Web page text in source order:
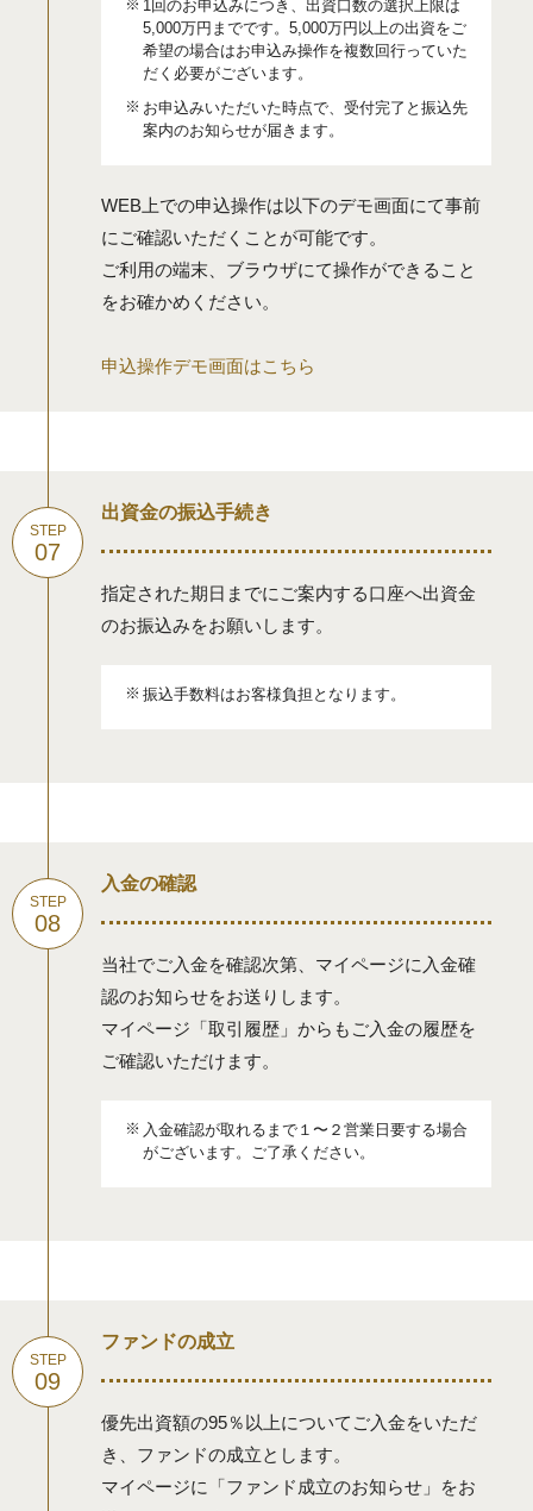
1回のお申込みにつき、出資⼝数の選択上限は
5,000万円までです。5,000万円以上の出資をご
希望の場合はお申込み操作を複数回行っていた
だく必要がございます。
お申込みいただいた時点で、受付完了と振込先
案内のお知らせが届きます。
WEB上での申込操作は以下のデモ画面にて事前
にご確認いただくことが可能です。
ご利用の端末、ブラウザにて操作ができること
をお確かめください。
申込操作デモ画面はこちら
出資金の振込手続き
指定された期日までにご案内する口座へ出資金
のお振込みをお願いします。
振込⼿数料はお客様負担となります。
入金の確認
当社でご入金を確認次第、マイページに入金確
認のお知らせをお送りします。
マイページ「取引履歴」からもご入金の履歴を
ご確認いただけます。
入金確認が取れるまで１〜２営業日要する場合
がございます。ご了承ください。
ファンドの成立
優先出資額の95％以上についてご入金をいただ
き、ファンドの成立とします。
マイページに「ファンド成立のお知らせ」をお